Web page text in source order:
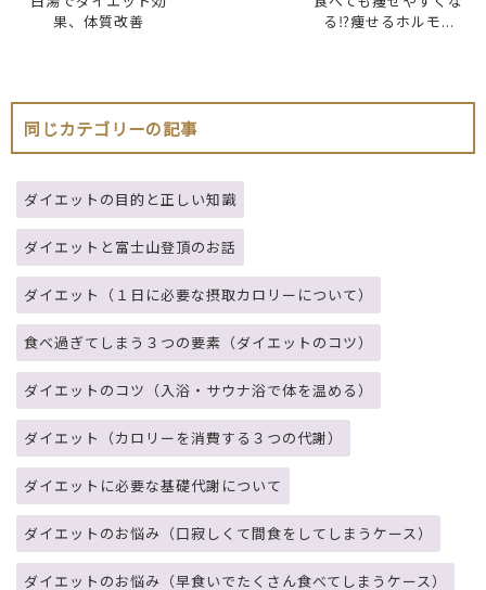
果、体質改善
る⁉痩せるホルモ...
同じカテゴリーの記事
ダイエットの目的と正しい知識
ダイエットと富士山登頂のお話
ダイエット（１日に必要な摂取カロリーについて）
食べ過ぎてしまう３つの要素（ダイエットのコツ）
ダイエットのコツ（入浴・サウナ浴で体を温める）
ダイエット（カロリーを消費する３つの代謝）
ダイエットに必要な基礎代謝について
ダイエットのお悩み（口寂しくて間食をしてしまうケース）
ダイエットのお悩み（早食いでたくさん食べてしまうケース）